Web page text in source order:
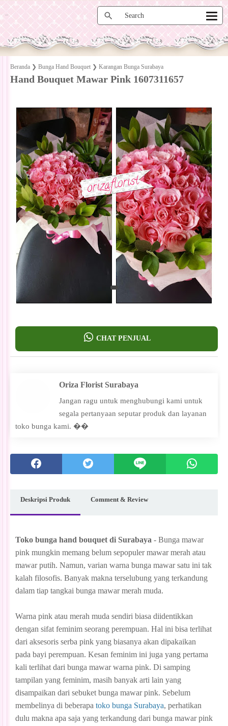
Beranda ❯ Bunga Hand Bouquet ❯ Karangan Bunga Surabaya
Hand Bouquet Mawar Pink 1607311657
CHAT PENJUAL
Oriza Florist Surabaya
Jangan ragu untuk menghubungi kami untuk
segala pertanyaan seputar produk dan layanan
toko bunga kami. ��
Deskripsi Produk Comment & Review
Toko bunga hand bouquet di Surabaya - Bunga mawar
pink mungkin memang belum sepopuler mawar merah atau
mawar putih. Namun, varian warna bunga mawar satu ini tak
kalah filosofis. Banyak makna terselubung yang terkandung
dalam tiap tangkai bunga mawar merah muda.
Warna pink atau merah muda sendiri biasa diidentikkan
dengan sifat feminim seorang perempuan. Hal ini bisa terlihat
dari aksesoris serba pink yang biasanya akan dipakaikan
pada bayi perempuan. Kesan feminim ini juga yang pertama
kali terlihat dari bunga mawar warna pink. Di samping
tampilan yang feminim, masih banyak arti lain yang
disampaikan dari sebuket bunga mawar pink. Sebelum
membelinya di beberapa toko bunga Surabaya, perhatikan
dulu makna apa saja yang terkandung dari bunga mawar pink